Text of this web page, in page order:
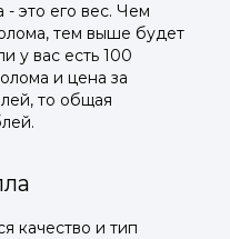
это его вес. Чем
тем выше будет
у вас есть 100
и цена за
то общая
качество и тип